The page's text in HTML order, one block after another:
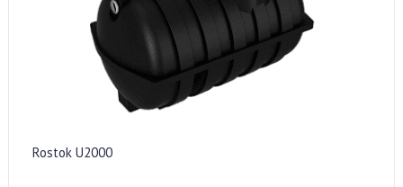
Rostok U2000